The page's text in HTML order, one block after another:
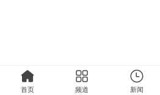
首页 频道 新闻